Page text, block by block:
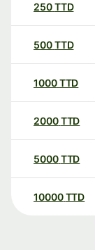
250TTD
500TTD
1000TTD
2000TTD
5000TTD
10000 TTD